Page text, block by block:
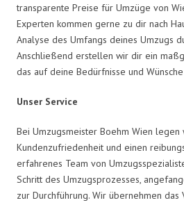
transparente Preise für Umzüge von
Experten kommen gerne zu dir nach
Analyse des Umfangs deines Umzugs
Anschließend erstellen wir dir ein
das auf deine Bedürfnisse und
Unser Service
Bei Umzugsmeister Boehm Wien
Kundenzufriedenheit und einen
erfahrenes Team von
Schritt des Umzugsprozesses,
zur Durchführung. Wir übernehmen